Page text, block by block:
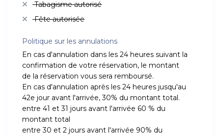
Tabagisme autorisé
Fête autorisée
Politique sur les annulations
En cas d'annulation dans les 24 heures suivant la
confirmation de votre réservation, le montant
de la réservation vous sera remboursé.
En cas d'annulation après les 24 heures jusqu'au
42e jour avant l'arrivée, 30% du montant total.
entre 41 et 31 jours avant l'arrivée 60 % du
montant total
entre 30 et 2 jours avant l'arrivée 90% du